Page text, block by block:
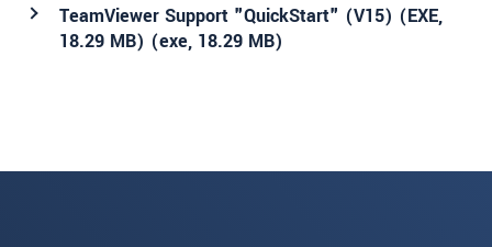
TeamViewer Support "QuickStart" (V15) (EXE,
18.29 MB) (exe, 18.29 MB)